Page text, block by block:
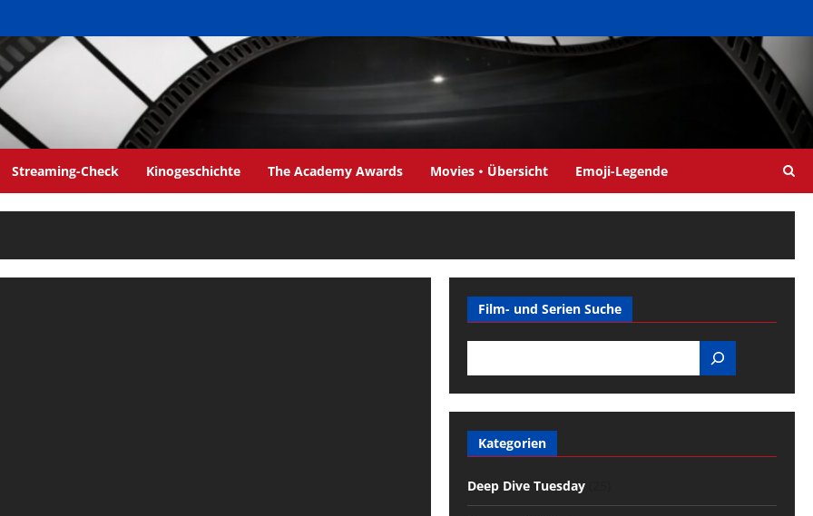
Streaming-Check Kinogeschichte The Academy Awards Movies・Übersicht Emoji-Legende
Film- und Serien Suche
Kategorien
Deep Dive Tuesday(25)